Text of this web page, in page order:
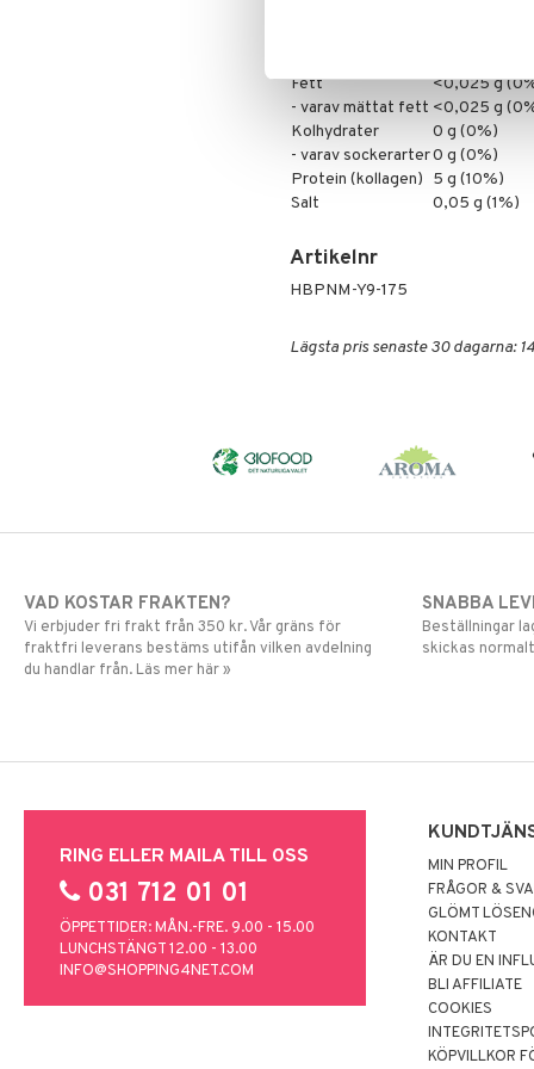
Fett
<0,025 g
- varav mättat fett <0,025 g
Kolhydrater
0 g (0%)
- varav sockerarter0 g (0%)
Protein (kollagen) 5 g (10%)
Salt
0,05 g (1%)
Artikelnr
HBPNM-Y9-175
Lägsta pris senaste 30 dagarna:
VAD KOSTAR FRAKTEN?
Vi erbjuder fri frakt från 350 kr. Vår gräns för
fraktfri leverans bestäms utifån vilken avdelning
du handlar från. Läs mer här »
SNABBA
Beställningar
skickas
RING ELLER MAILA TILL OSS
031 712 01 01
ÖPPETTIDER: MÅN.-FRE. 9.00 - 15.00
LUNCHSTÄNGT 12.00 - 13.00
INFO@SHOPPING4NET.COM
MIN PROFIL
FRÅGOR &
GLÖMT
KONTAKT
ÄR DU EN
BLI AFFILIATE
COOKIES
KÖPVILLKOR